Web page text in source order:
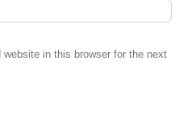
in this browser for the next